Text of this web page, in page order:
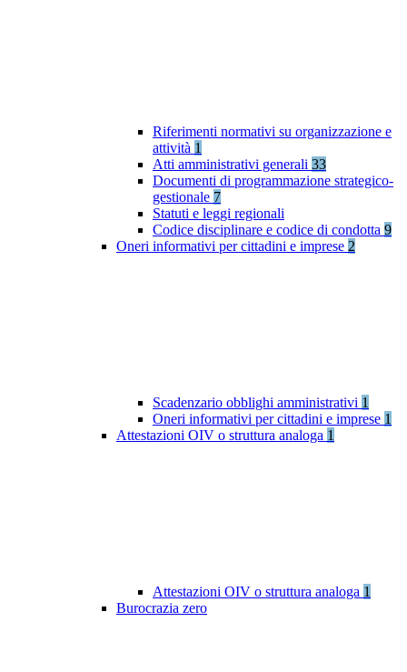
Riferimenti normativi su organizzazione e
attività 1
Atti amministrativi generali 33
Documenti di programmazione strategico-
gestionale 7
Statuti e leggi regionali
Codice disciplinare e codice di condotta 9
Oneri informativi per cittadini e imprese 2
Scadenzario obblighi amministrativi 1
Oneri informativi per cittadini e imprese 1
Attestazioni OIV o struttura analoga 1
Attestazioni OIV o struttura analoga 1
Burocrazia zero